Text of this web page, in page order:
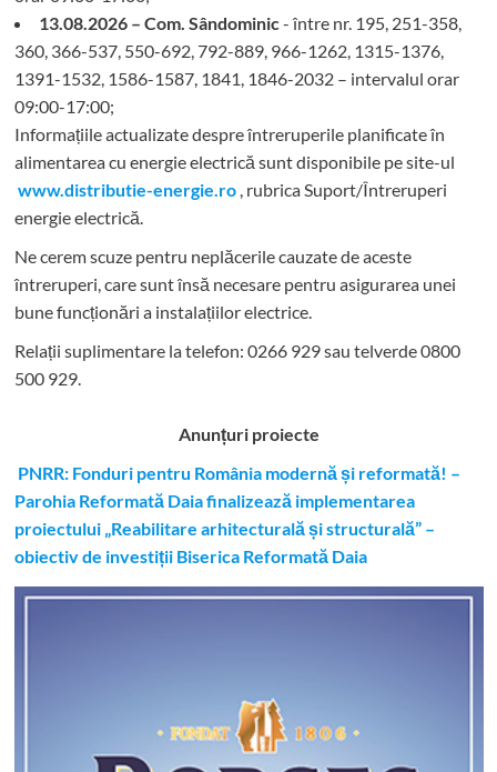
13.08.2026 – Com. Sândominic - între nr. 195, 251-358,
360, 366-537, 550-692, 792-889, 966-1262, 1315-1376,
1391-1532, 1586-1587, 1841, 1846-2032 – intervalul orar
09:00-17:00;
Informațiile actualizate despre întreruperile planificate în
alimentarea cu energie electrică sunt disponibile pe site-ul
www.distributie-energie.ro , rubrica Suport/Întreruperi
energie electrică.
Ne cerem scuze pentru neplăcerile cauzate de aceste
întreruperi, care sunt însă necesare pentru asigurarea unei
bune funcționări a instalațiilor electrice.
Relații suplimentare la telefon: 0266 929 sau telverde 0800
500 929.
Anunțuri proiecte
PNRR: Fonduri pentru România modernă și reformată! –
Parohia Reformată Daia finalizează implementarea
proiectului „Reabilitare arhitecturală și structurală” –
obiectiv de investiții Biserica Reformată Daia